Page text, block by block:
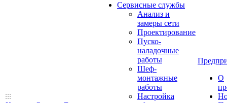
Сервисные службы
Анализ и
замеры сети
Проектирование
Пуско-
наладочные
работы
Шеф-
монтажные
работы
Настройка
О